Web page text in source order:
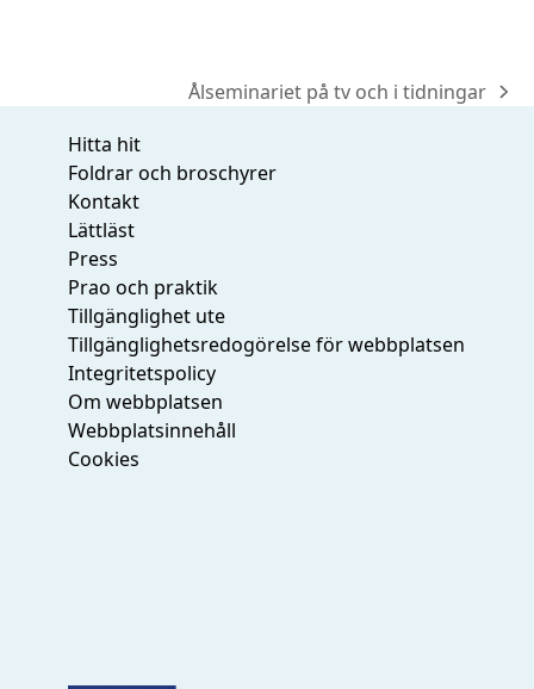
next
Ålseminariet på tv och i tidningar
Hitta hit
Foldrar och broschyrer
Kontakt
Lättläst
Press
Prao och praktik
Tillgänglighet ute
Tillgänglighetsredogörelse för webbplatsen
Integritetspolicy
Om webbplatsen
Webbplatsinnehåll
Cookies